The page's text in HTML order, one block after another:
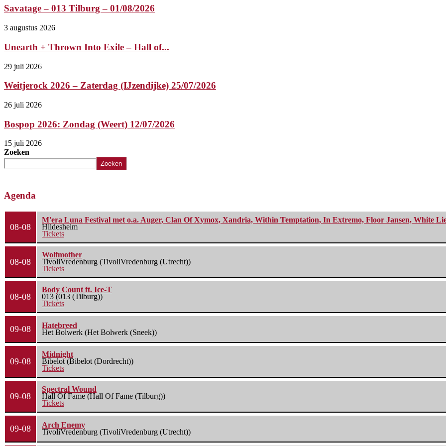
Savatage – 013 Tilburg – 01/08/2026
3 augustus 2026
Unearth + Thrown Into Exile – Hall of...
29 juli 2026
Weitjerock 2026 – Zaterdag (IJzendijke) 25/07/2026
26 juli 2026
Bospop 2026: Zondag (Weert) 12/07/2026
15 juli 2026
Zoeken
Zoeken
Agenda
08-08
M'era Luna Festival met o.a. Auger, Clan Of Xymox, Xandria, Within Temptation, In Extremo, Floor Jansen, White
Hildesheim
Tickets
08-08
Wolfmother
TivoliVredenburg (TivoliVredenburg (Utrecht))
Tickets
08-08
Body Count ft. Ice-T
013 (013 (Tilburg))
Tickets
09-08
Hatebreed
Het Bolwerk (Het Bolwerk (Sneek))
09-08
Midnight
Bibelot (Bibelot (Dordrecht))
Tickets
09-08
Spectral Wound
Hall Of Fame (Hall Of Fame (Tilburg))
Tickets
09-08
Arch Enemy
TivoliVredenburg (TivoliVredenburg (Utrecht))